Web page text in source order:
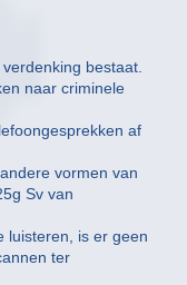
bestaat.
naar criminele
af
vormen van
Sv van
luisteren, is er geen
ter